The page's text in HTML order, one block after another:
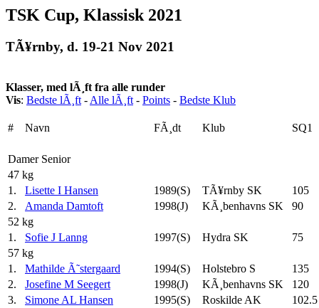
TSK Cup, Klassisk 2021
TÃ¥rnby, d. 19-21 Nov 2021
Klasser, med lÃ¸ft fra alle runder
Vis: Bedste lÃ¸ft - Alle lÃ¸ft - Points - Bedste Klub
# Navn FÃ¸dt Klub SQ1
Damer Senior
47 kg
1.
Lisette I Hansen 1989(S) TÃ¥rnby SK
105
2.
Amanda Damtoft 1998(J) KÃ¸benhavns SK
90
52 kg
1.
Sofie J Lanng 1997(S) Hydra SK
75
57 kg
1.
Mathilde Ã˜stergaard 1994(S) Holstebro S
135
2.
Josefine M Seegert 1998(J) KÃ¸benhavns SK
120
3.
Simone AL Hansen 1995(S) Roskilde AK
102.5